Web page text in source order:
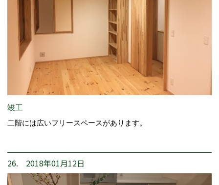
竣工
二階には広いフリースペースがあります。
26. 2018年01月12日